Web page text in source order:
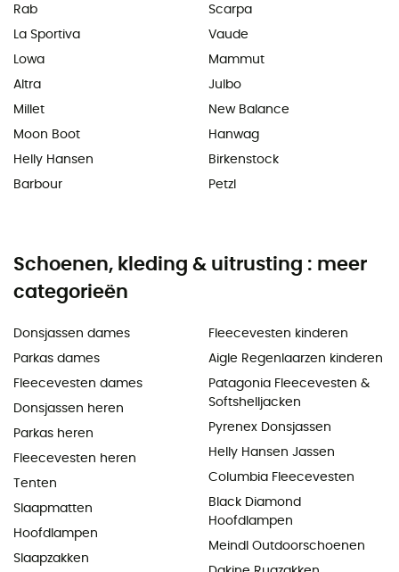
Rab
La Sportiva
Lowa
Altra
Millet
Moon Boot
Helly Hansen
Barbour
Scarpa
Vaude
Mammut
Julbo
New Balance
Hanwag
Birkenstock
Petzl
Schoenen, kleding & uitrusting : meer
categorieën
Donsjassen dames
Parkas dames
Fleecevesten dames
Donsjassen heren
Parkas heren
Fleecevesten heren
Tenten
Slaapmatten
Hoofdlampen
Slaapzakken
Fleecevesten kinderen
Aigle Regenlaarzen kinderen
Patagonia Fleecevesten &
Softshelljacken
Pyrenex Donsjassen
Helly Hansen Jassen
Columbia Fleecevesten
Black Diamond
Hoofdlampen
Meindl Outdoorschoenen